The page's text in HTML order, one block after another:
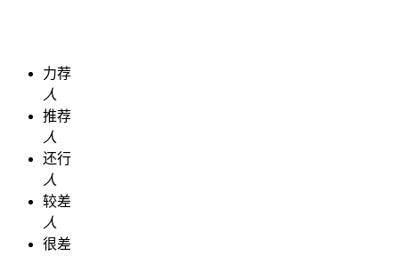
力荐
人
推荐
人
还行
人
较差
人
很差